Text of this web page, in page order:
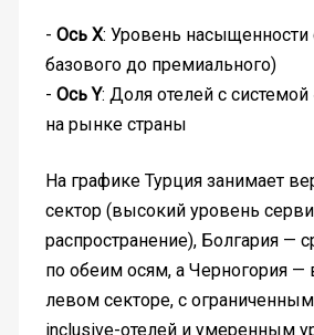
- Ось X: Уровень насыщенности
базового до премиального)
- Ось Y: Доля отелей с
на рынке страны
На графике Турция занимает
сектор (высокий уровень
распространение), Болгария —
по обеим осям, а Черногория
левом секторе, с ограниченным
inclusive-отелей и умеренным